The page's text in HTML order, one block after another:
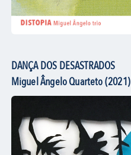
DANÇA DOS DESASTRADOS
Miguel Ângelo Quarteto (2021)